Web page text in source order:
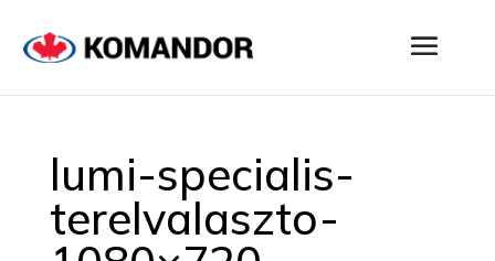
lumi-specialis-
terelvalaszto-